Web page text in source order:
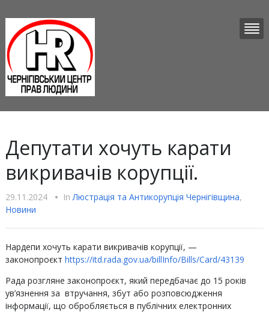
Депутати хочуть карати
викривачів корупції.
29.11.2024 • InЛюстрацiя та Антикорупцiя Чернігівщина,
Новини
Нардепи хочуть карати викривачів корупції, —
законопроєкт https://itd.rada.gov.ua/billInfo/Bills/Card/43139
Рада розгляне законопроєкт, який передбачає до 15 років
ув’язнення за втручання, збут або розповсюдження
інформації, що обробляється в публічних електронних